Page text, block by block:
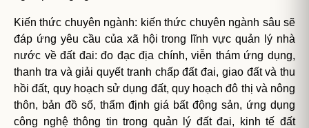
Kiến thức chuyên ngành: kiến thức chuyên ngành sâu sẽ
đáp ứng yêu cầu của xã hội trong lĩnh vực quản lý nhà
nước về đất đai: đo đạc địa chính, viễn thám ứng dụng,
thanh tra và giải quyết tranh chấp đất đai, giao đất và thu
hồi đất, quy hoạch sử dụng đất, quy hoạch đô thị và nông
thôn, bản đồ số, thẩm định giá bất động sản, ứng dụng
công nghệ thông tin trong quản lý đất đai, kinh tế đất